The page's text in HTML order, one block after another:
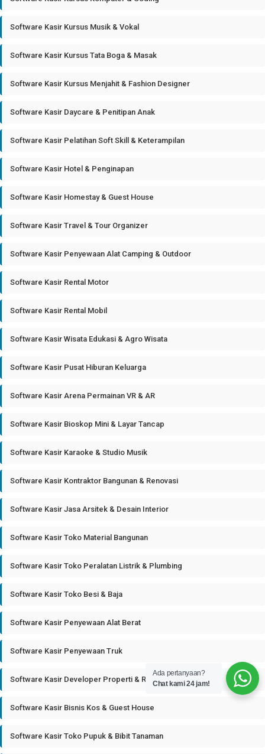
Software Kasir Kursus Musik & Vokal
Software Kasir Kursus Tata Boga & Masak
Software Kasir Kursus Menjahit & Fashion Designer
Software Kasir Daycare & Penitipan Anak
Software Kasir Pelatihan Soft Skill & Keterampilan
Software Kasir Hotel & Penginapan
Software Kasir Homestay & Guest House
Software Kasir Travel & Tour Organizer
Software Kasir Penyewaan Alat Camping & Outdoor
Software Kasir Rental Motor
Software Kasir Rental Mobil
Software Kasir Wisata Edukasi & Agro Wisata
Software Kasir Pusat Hiburan Keluarga
Software Kasir Arena Permainan VR & AR
Software Kasir Bioskop Mini & Layar Tancap
Software Kasir Karaoke & Studio Musik
Software Kasir Kontraktor Bangunan & Renovasi
Software Kasir Jasa Arsitek & Desain Interior
Software Kasir Toko Material Bangunan
Software Kasir Toko Peralatan Listrik & Plumbing
Software Kasir Toko Besi & Baja
Software Kasir Penyewaan Alat Berat
Software Kasir Penyewaan Truk
Software Kasir Developer Properti & Real Estate
Software Kasir Bisnis Kos & Guest House
Software Kasir Toko Pupuk & Bibit Tanaman
Ada pertanyaan?
Chat kami 24 jam!